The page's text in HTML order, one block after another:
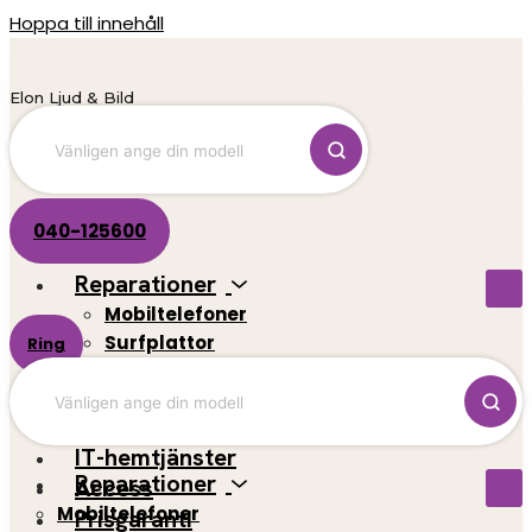
Hoppa till innehåll
Elon Ljud & Bild
040-125600
Reparationer
Mobiltelefoner
Surfplattor
Datorer
IT-hemtjänster
Access
Prisgaranti
Ring
Reparationer
Mobiltelefoner